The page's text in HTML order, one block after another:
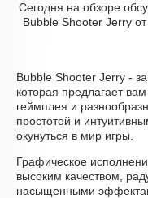
Сегодня на обзоре
Bubble Shooter Jerry
Bubble Shooter Jerry -
которая предлагает
геймплея и
простотой и
окунуться в мир игры.
Графическое
высоким качеством,
насыщенными